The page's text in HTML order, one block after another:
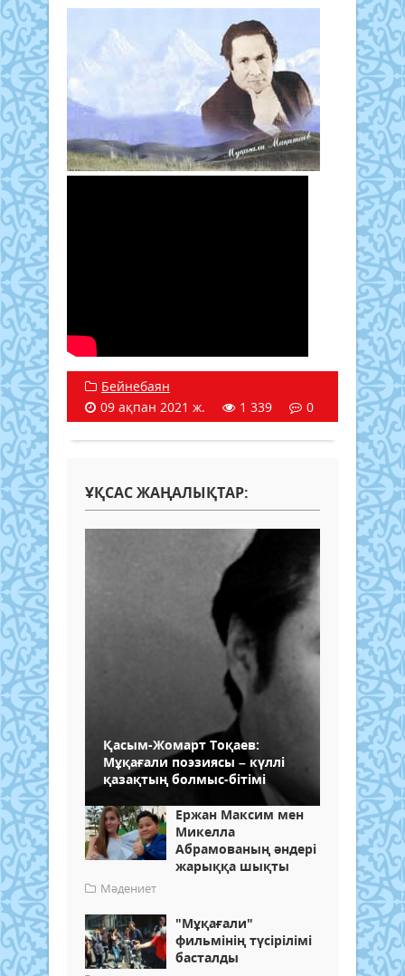
Бейнебаян
09 ақпан 2021 ж.
1 339 0
ҰҚСАС ЖАҢАЛЫҚТАР:
Қасым-Жомарт Tоқаев:
Мұқағали поэзиясы – күллі
қазақтың болмыс-бітімі
Ержан Максим мен
Микелла
Абрамованың әндері
жарыққа шықты
Мәдениет
"Мұқағали"
фильмінің түсірілімі
басталды